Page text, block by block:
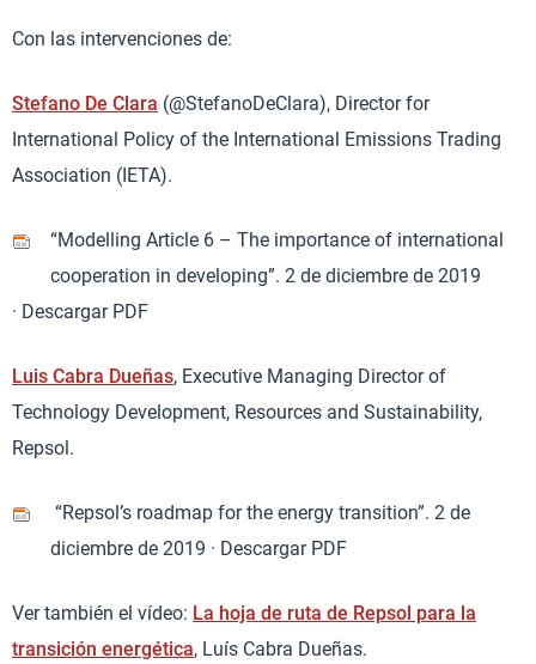
Con las intervenciones de:
Stefano De Clara (@StefanoDeClara), Director for
International Policy of the International Emissions Trading
Association (IETA).
“Modelling Article 6 – The importance of international
cooperation in developing”. 2 de diciembre de 2019
· Descargar PDF
Luis Cabra Dueñas, Executive Managing Director of
Technology Development, Resources and Sustainability,
Repsol.
“Repsol’s roadmap for the energy transition”. 2 de
diciembre de 2019 · Descargar PDF
Ver también el vídeo: La hoja de ruta de Repsol para la
transición energética, Luís Cabra Dueñas.